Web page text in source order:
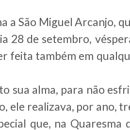
a São Miguel Arcanjo,
28 de setembro,
feita também em
sua alma, para não
ele realizava, por ano,
que, na Quaresma